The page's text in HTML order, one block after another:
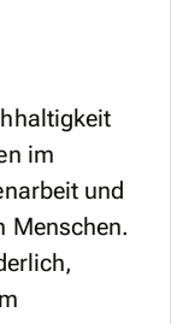
im
und
Menschen.